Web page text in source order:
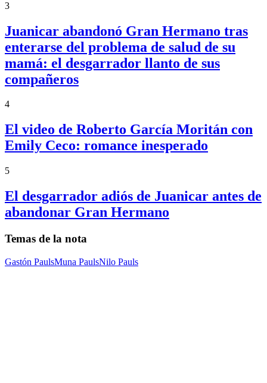
3
Juanicar abandonó Gran Hermano tras
enterarse del problema de salud de su
mamá: el desgarrador llanto de sus
compañeros
4
El video de Roberto García Moritán con
Emily Ceco: romance inesperado
5
El desgarrador adiós de Juanicar antes de
abandonar Gran Hermano
Temas de la nota
Gastón PaulsMuna PaulsNilo Pauls